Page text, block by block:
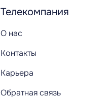
Телекомпания
О нас
Контакты
Карьера
Обратная связь